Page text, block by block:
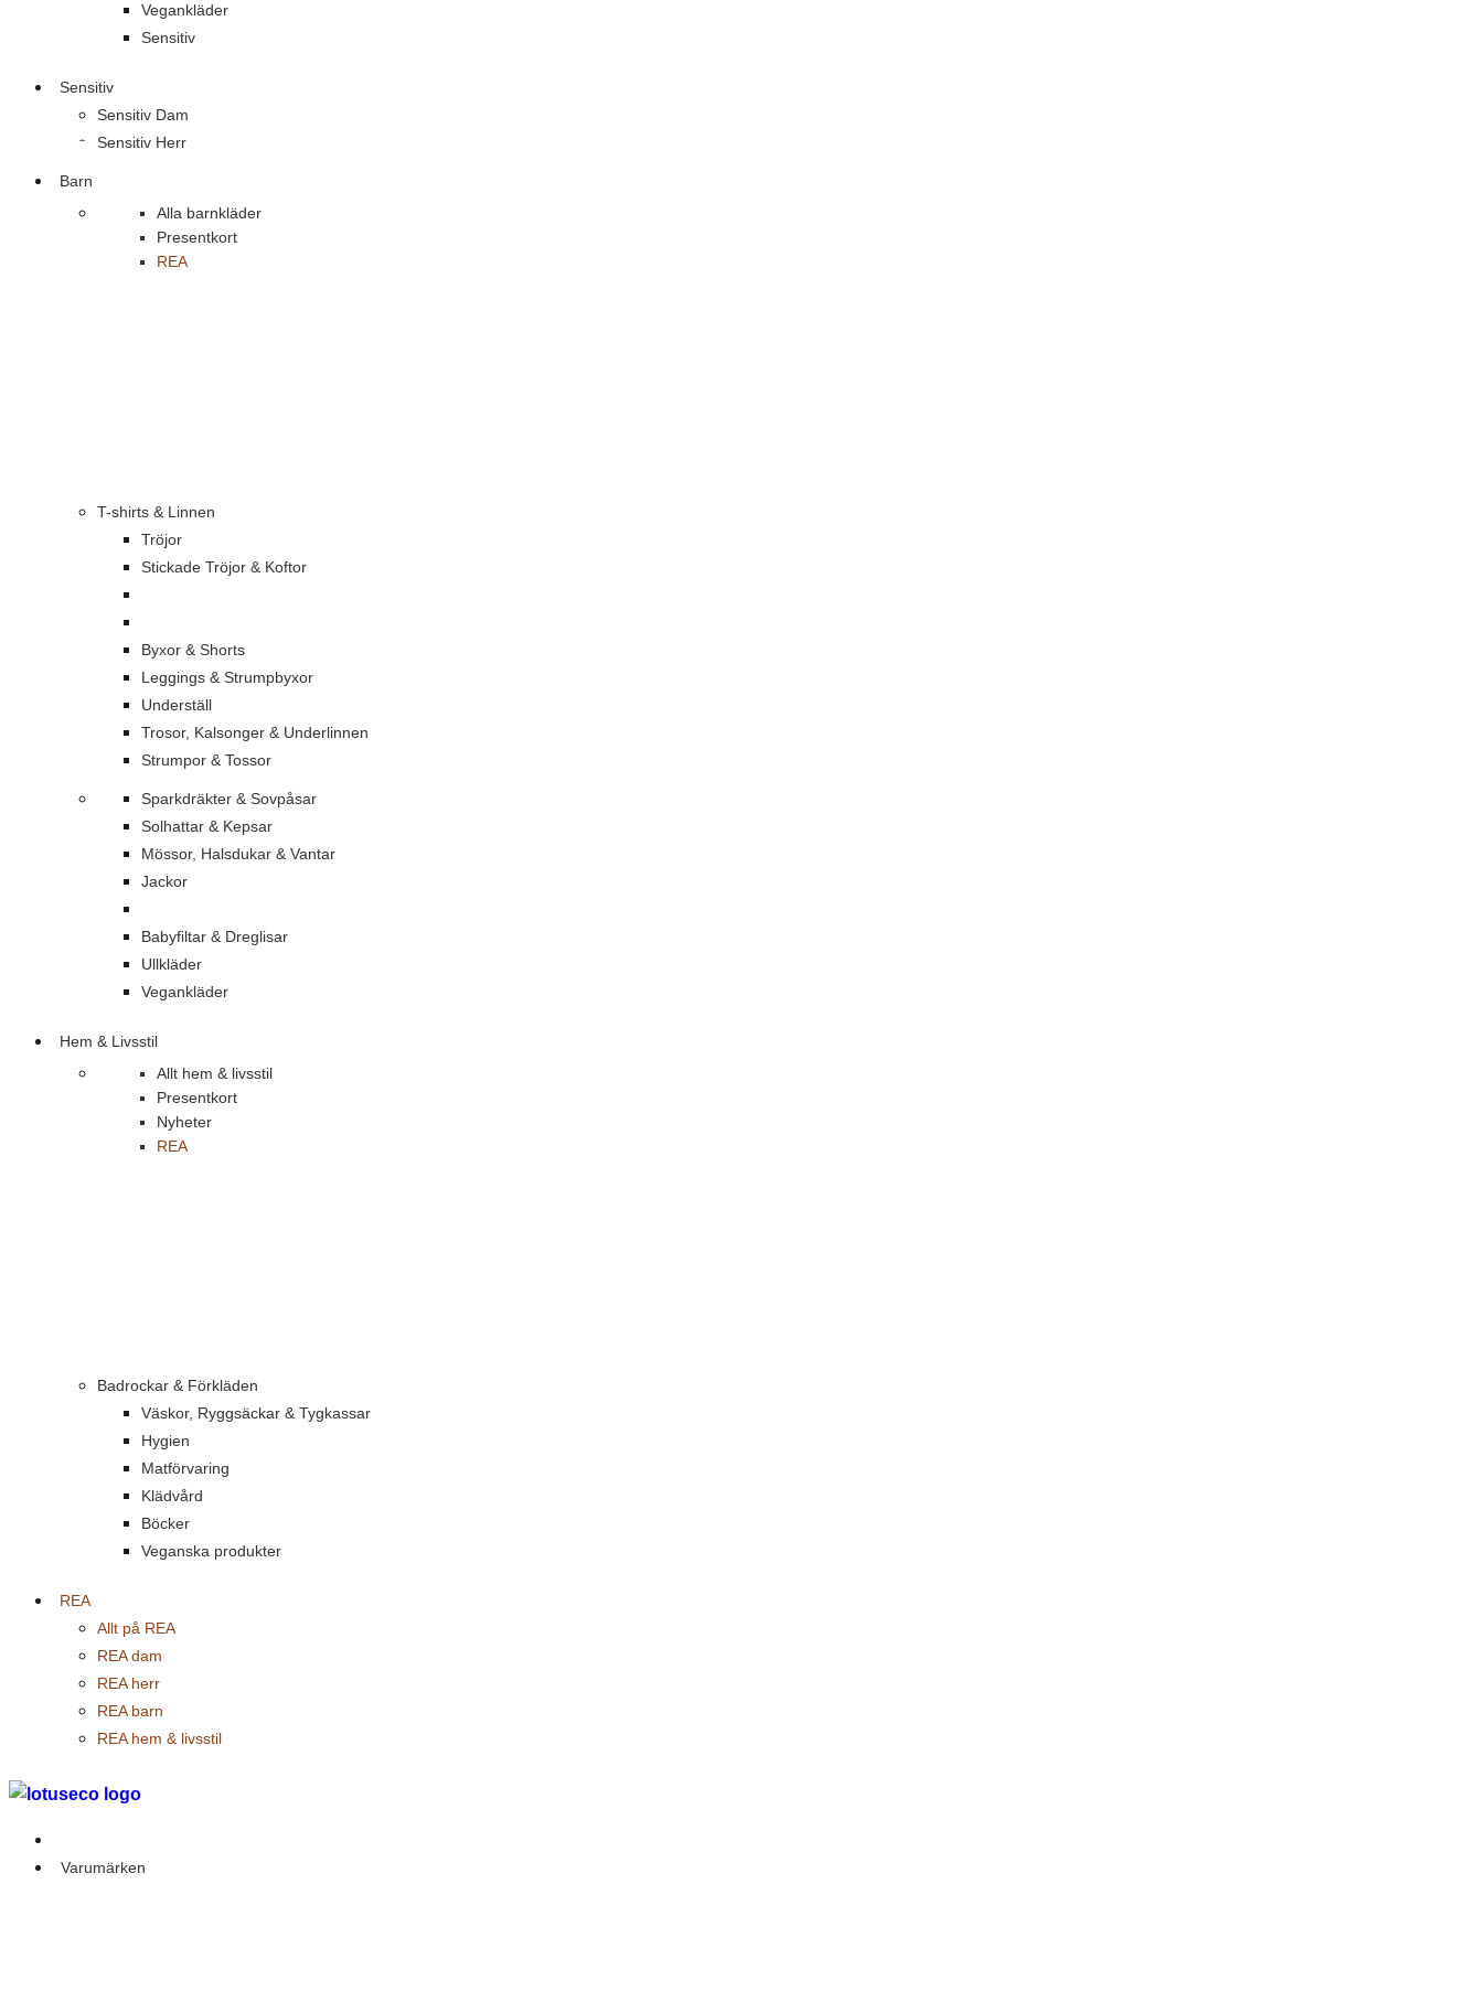
Vegankläder
Sensitiv
Sensitiv
Sensitiv Dam
Sensitiv Herr
Barn
Alla barnkläder
Presentkort
REA
T-shirts & Linnen
Tröjor
Stickade Tröjor & Koftor
Byxor & Shorts
Leggings & Strumpbyxor
Underställ
Trosor, Kalsonger & Underlinnen
Strumpor & Tossor
Sparkdräkter & Sovpåsar
Solhattar & Kepsar
Mössor, Halsdukar & Vantar
Jackor
Babyfiltar & Dreglisar
Ullkläder
Vegankläder
Hem & Livsstil
Allt hem & livsstil
Presentkort
Nyheter
REA
Badrockar & Förkläden
Väskor, Ryggsäckar & Tygkassar
Hygien
Matförvaring
Klädvård
Böcker
Veganska produkter
REA
Allt på REA
REA dam
REA herr
REA barn
REA hem & livsstil
Varumärken